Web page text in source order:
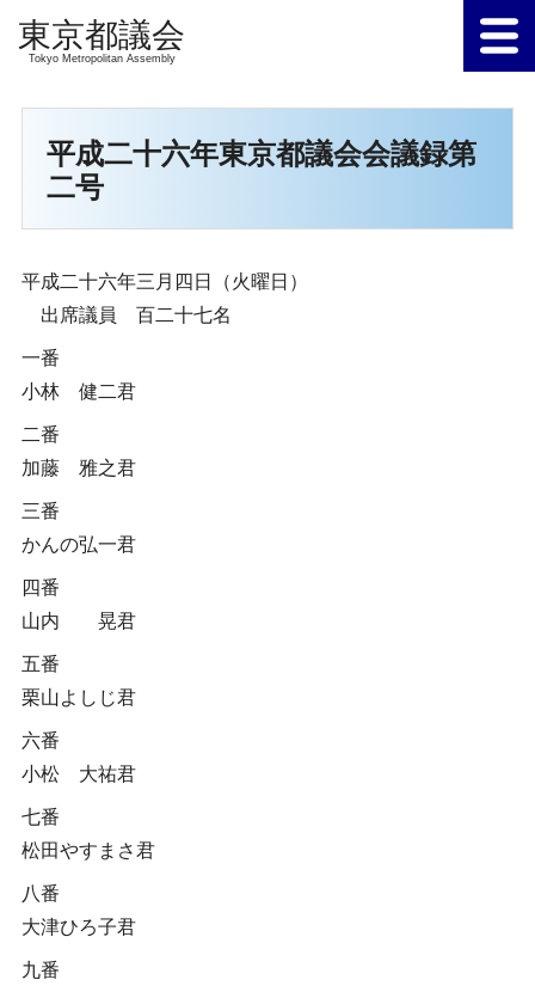
Tokyo Metropolitan Assembly
平成二十六年東京都議会会議録第
二号
平成二十六年三月四日（火曜日）
出席議員 百二十七名
一番
小林 健二君
二番
加藤 雅之君
三番
かんの弘一君
四番
山内 晃君
五番
栗山よしじ君
六番
小松 大祐君
七番
松田やすまさ君
八番
大津ひろ子君
九番